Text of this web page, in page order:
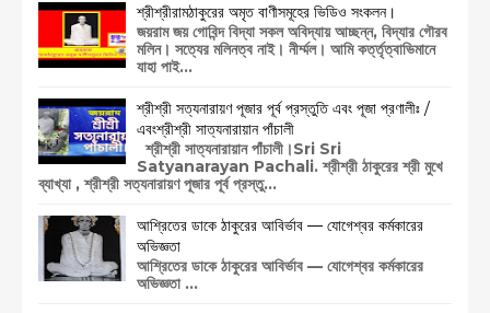
শ্রীশ্রীরামঠাকুরের অমৃত বাণীসমূহের ভিডিও সংকলন।
জয়রাম জয় গোবিন্দ বিদ্যা সকল অবিদ্যায় আচ্ছন্ন, বিদ্যার গৌরব
মলিন। সত্যের মলিনত্ব নাই। নীর্ম্মল। আমি কর্ত্তৃত্বাভিমানে
যাহা পাই...
শ্রীশ্রী সত্যনারায়ণ পূজার পূর্ব প্রস্তুতি এবং পূজা প্রণালীঃ /
এবংশ্রীশ্রী সাত্যনারায়ান পাঁচালী
শ্রীশ্রী সাত্যনারায়ান পাঁচালী।Sri Sri
Satyanarayan Pachali. শ্রীশ্রী ঠাকুরের শ্রী মুখে
ব্যাখ্যা , শ্রীশ্রী সত্যনারায়ণ পূজার পূর্ব প্রস্তু...
আশ্রিতের ডাকে ঠাকুরের আবির্ভাব — যোগেশ্বর কর্মকারের
অভিজ্ঞতা
আশ্রিতের ডাকে ঠাকুরের আবির্ভাব — যোগেশ্বর কর্মকারের
অভিজ্ঞতা ...